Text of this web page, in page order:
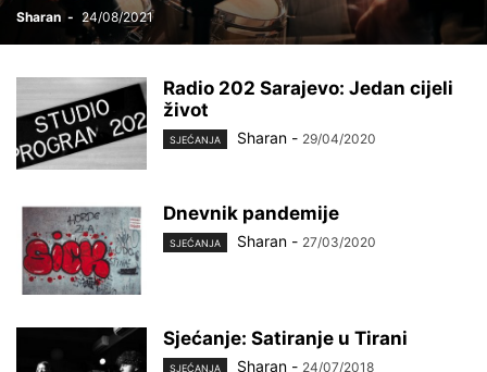
Sharan - 24/08/2021
Radio 202 Sarajevo: Jedan cijeli
život
SJEĆANJA Sharan - 29/04/2020
Dnevnik pandemije
SJEĆANJA Sharan - 27/03/2020
Sjećanje: Satiranje u Tirani
SJEĆANJA Sharan - 24/07/2018